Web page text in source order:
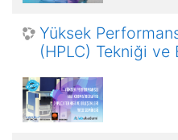
Yüksek
(HPLC) Tekniği ve